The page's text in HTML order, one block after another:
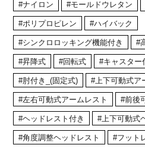
#ナイロン #モールドウレタン
#ポリプロピレン #ハイバック
#シンクロロッキング機能付き #
#昇降式 #回転式 #キャスター
#肘付き_(固定式) #上下可動式ア
#左右可動式アームレスト #前後
#ヘッドレスト付き #上下可動式
#角度調整ヘッドレスト #フット